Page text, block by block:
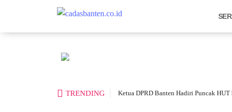
TRENDING Ketua DPRD Banten Hadiri Puncak